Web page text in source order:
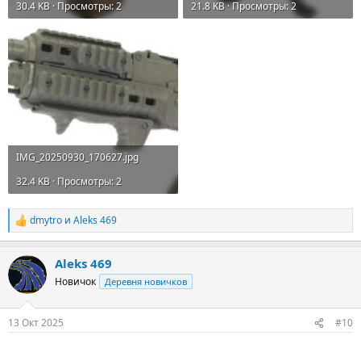
30.4 KB · Просмотры: 2 21.8 KB · Просмотры: 2
IMG_20250930_170627.jpg
32.4 KB · Просмотры: 2
Р
е
к
ц
и
dmytro и Aleks 469
Aleks 469
Новичок Деревня новичков
13 Окт 2025 #10